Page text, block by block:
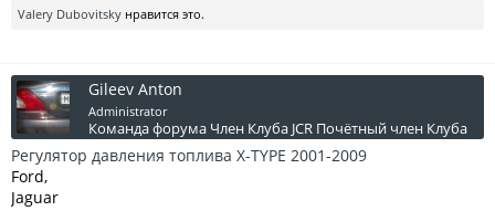
Valery Dubovitsky нравится это.
Gileev Anton
Administrator
Команда форума Член Клуба JCR Почётный член Клуба
Регулятор давления топлива X-TYPE 2001-2009
Ford,
Jaguar